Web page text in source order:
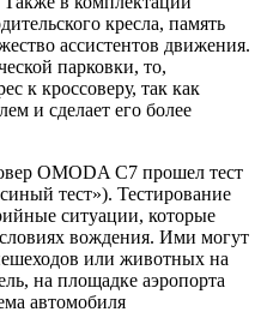
кресла, память
ассистентов движения.
парковки, то,
к кроссоверу, так как
и сделает его более
OMODA C7 прошел тест
тест»). Тестирование
ситуации, которые
вождения. Ими могут
или животных на
на площадке аэропорта
автомобиля